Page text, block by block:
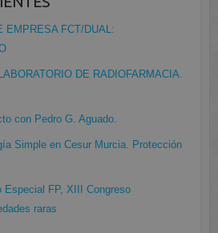
EMPRESA FCT/DUAL:
DE RADIOFARMACIA.
con Pedro G. Aguado.
Simple en Cesur Murcia. Protección
Especial FP, XIII Congreso
raras